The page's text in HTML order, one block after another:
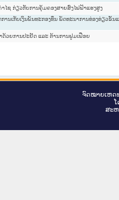
ຳໄຊ ກ່ຽວກັບການຄຸ້ມຄອງສາຍສົ່ງໄຟຟ້າແຮງສູງ
ານເກັບເງິນພັນທະກອງທຶນ ພັດທະນາການທ່ອງທ່ຽວຂັ້ນ
ດ້ວຍການປະຢັດ ແລະ ຕ້ານການຟູມເຟືອຍ
ຈົດ​ໝາຍ​ເຫດ​
ສະ​ຫ